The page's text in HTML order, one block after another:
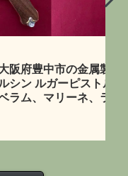
属製モデルガン
トルP08コレク
、ランゲラウフ
る